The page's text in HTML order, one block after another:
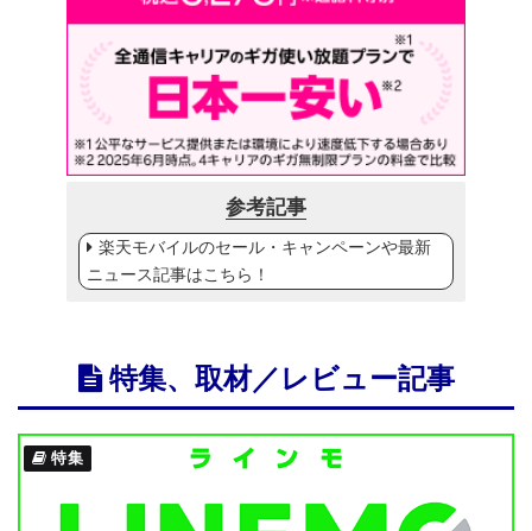
参考記事
楽天モバイルのセール・キャンペーンや最新
ニュース記事はこちら！
特集、取材／レビュー記事
特集